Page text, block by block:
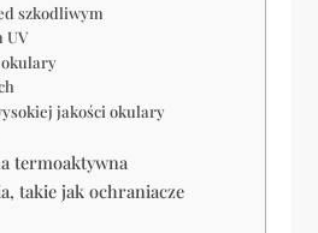
szkodliwym
UV
jakości okulary
termoaktywna
takie jak ochraniacze